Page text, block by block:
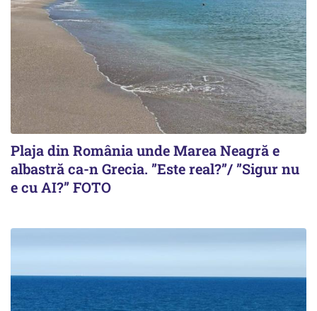
Plaja din România unde Marea Neagră e
albastră ca-n Grecia. ”Este real?”/ ”Sigur nu
e cu AI?” FOTO